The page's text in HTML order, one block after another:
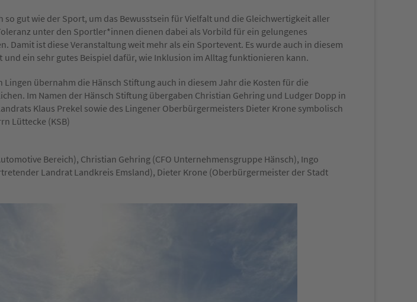
so gut wie der Sport, um das Bewusstsein für Vielfalt und die Gleichwertigkeit aller
unter den Sportler*innen dienen dabei als Vorbild für ein gelungenes
Damit ist diese Veranstaltung weit mehr als ein Sportevent. Es wurde auch in diesem
und ein sehr gutes Beispiel dafür, wie Inklusion im Alltag funktionieren kann.
übernahm die Hänsch Stiftung auch in diesem Jahr die Kosten für die
Im Namen der Hänsch Stiftung übergaben Christian Gehring und Ludger Dopp in
Klaus Prekel sowie des Lingener Oberbürgermeisters Dieter Krone symbolisch
Lüttecke (KSB)
Bereich), Christian Gehring (CFO Unternehmensgruppe Hänsch), Ingo
Landrat Landkreis Emsland), Dieter Krone (Oberbürgermeister der Stadt